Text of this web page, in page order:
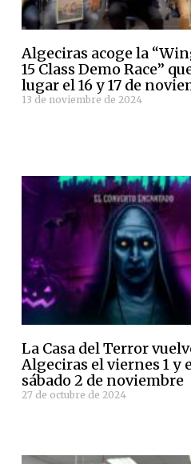
Algeciras acoge la
15 Class Demo Race”
lugar el 16 y 17 de
13 de noviembre de 2024
La Casa del Terror
Algeciras el viernes 1 y
sábado 2 de noviembre
27 de octubre de 2024